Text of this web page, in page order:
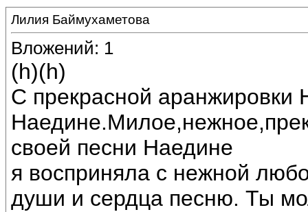
Лилия Баймухаметова
Вложений: 1
(h)(h)
С прекрасной аранжировки
своей песни Наедине
я восприняла с нежной
души и сердца песню. Ты